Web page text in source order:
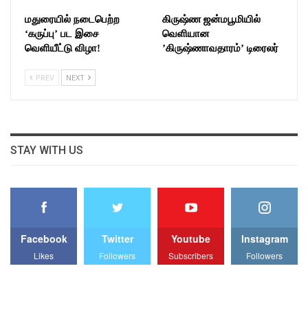
மதுரையில் நடைபெற்ற
‘கருப்பு’ பட இசை
வெளியீட்டு விழா!
கிருஷ்ண ஜன்மபூமியில்
வெளியான
’கிருஷ்ணாவதாரம்’ டிரைலர்
PREV NEXT
STAY WITH US
Facebook
Likes
Twitter
Followers
Youtube
Subscribers
Instagram
Followers